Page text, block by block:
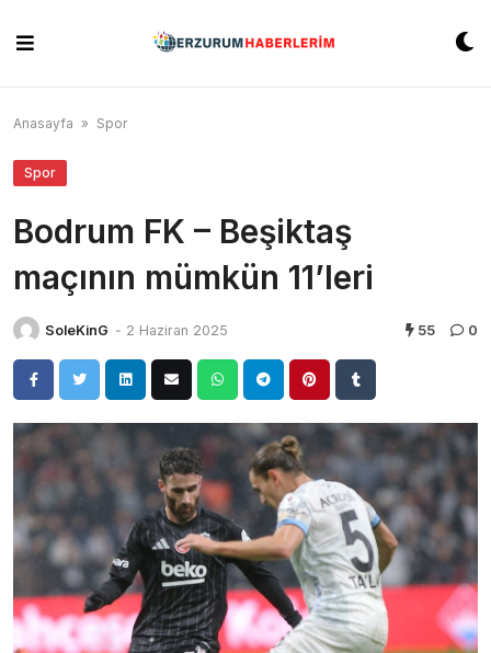
content
Anasayfa » Spor
Spor
Bodrum FK – Beşiktaş
maçının mümkün 11’leri
SoleKinG - 2 Haziran 2025 55 0